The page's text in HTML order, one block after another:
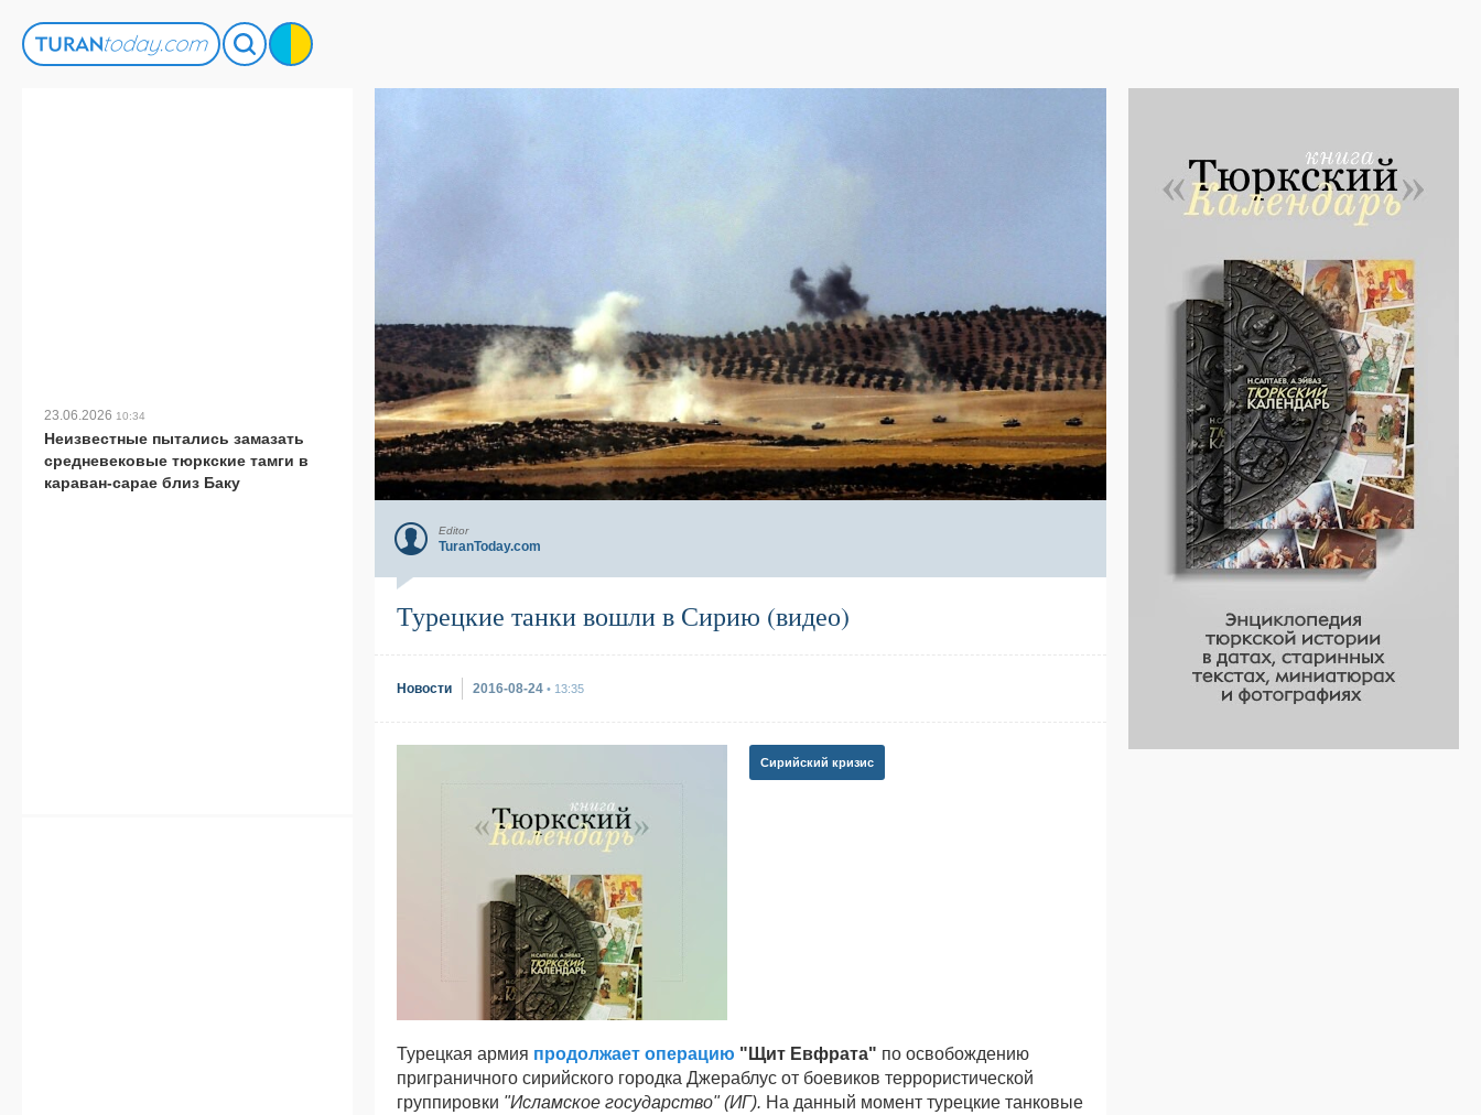
Editor
TuranToday.com
Турецкие танки вошли в Сирию (видео)
Новости 2016-08-24 • 13:35
Сирийский кризис
Турецкая армия продолжает операцию "Щит Евфрата" по освобождению
приграничного сирийского городка Джераблус от боевиков террористической
группировки "Исламское государство" (ИГ). На данный момент турецкие танковые
23.06.2026 10:34
Неизвестные пытались замазать
средневековые тюркские тамги в
караван-сарае близ Баку